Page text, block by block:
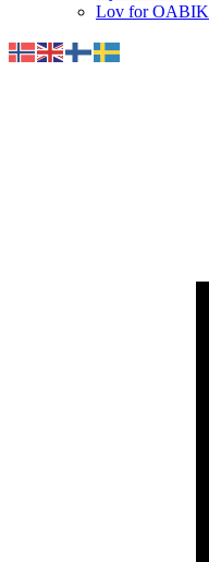
Lov for OABIK